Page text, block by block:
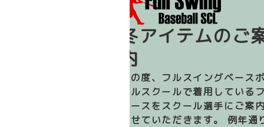
冬アイテムのご
内
この度、フルスイングベース
ールスクールで着用している
リースをスクール選手にご案
させていただきます。 例年通